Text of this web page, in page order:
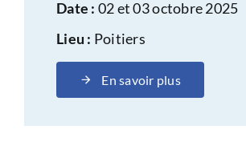
Date : 02 et 03 octobre 2025
Lieu : Poitiers
En savoir plus